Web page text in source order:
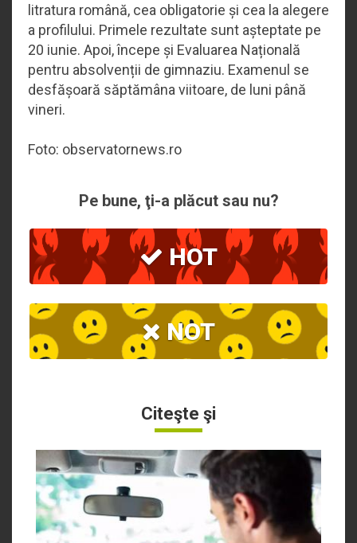
litratura română, cea obligatorie și cea la alegere
a profilului. Primele rezultate sunt așteptate pe
20 iunie. Apoi, începe și Evaluarea Națională
pentru absolvenții de gimnaziu. Examenul se
desfășoară săptămâna viitoare, de luni până
vineri.
Foto: observatornews.ro
Pe bune, ţi-a plăcut sau nu?
HOT
NOT
Citeşte şi